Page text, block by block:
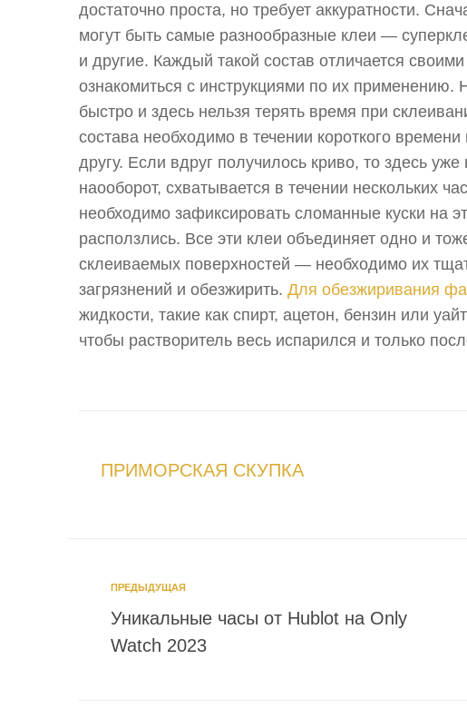
достаточно проста, но требует аккуратности.
могут быть самые разнообразные клеи —
и другие. Каждый такой состав отличается
ознакомиться с инструкциями по их применению.
быстро и здесь нельзя терять время при
состава необходимо в течении короткого
другу. Если вдруг получилось криво, то здесь
наооборот, схватывается в течении нескольких
необходимо зафиксировать сломанные куски на
расползлись. Все эти клеи объединяет одно и
склеиваемых поверхностей — необходимо их
загрязнений и обезжирить. Для обезжиривания
жидкости, такие как спирт, ацетон, бензин или
чтобы растворитель весь испарился и только
ПРИМОРСКАЯ СКУПКА
ПРЕДЫДУЩАЯ
Уникальные часы от Hublot на Only
Watch 2023